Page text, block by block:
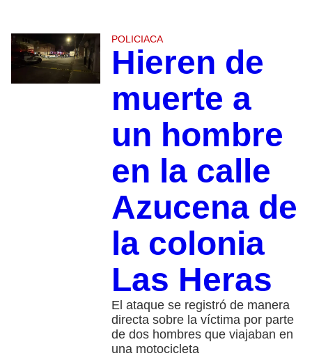
POLICIACA
Hieren de
muerte a
un hombre
en la calle
Azucena de
la colonia
Las Heras
El ataque se registró de manera
directa sobre la víctima por parte
de dos hombres que viajaban en
una motocicleta